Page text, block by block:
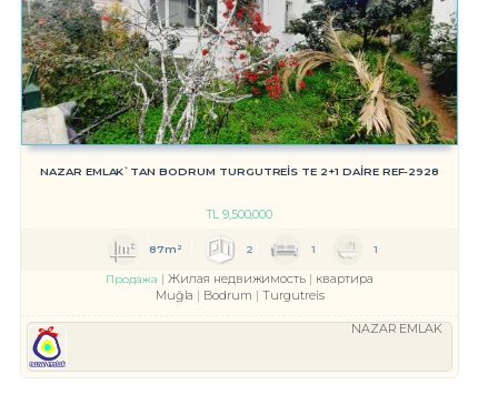
NAZAR EMLAK`TAN BODRUM TURGUTREİS TE 2+1 DAİRE REF-2928
TL9,500,000
87m² 2 1 1
Продажа Жилая недвижимость
квартира
Muğla
Bodrum Turgutreis
NAZAR EMLAK